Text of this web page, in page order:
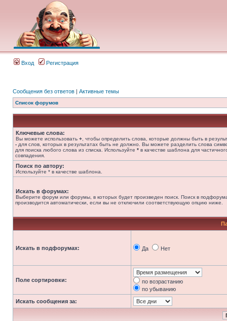
Вход Регистрация
Сообщения без ответов | Активные темы
Список форумов
Ключевые слова:
Вы можете использовать + , чтобы определить слова, которые должны быть в
- для слов, которых в результатах быть не должно. Вы можете разделить слова
для поиска любого слова из списка. Используйте * в качестве шаблона для
совпадения.
Поиск по автору:
Используйте * в качестве шаблона.
Искать в форумах:
Выберите форум или форумы, в которых будет произведен поиск. Поиск в
производится автоматически, если вы не отключили соответствующую опцию ниже.
Искать в подфорумах: Да Нет
Поле сортировки:
по возрастанию
по убыванию
Искать сообщения за: